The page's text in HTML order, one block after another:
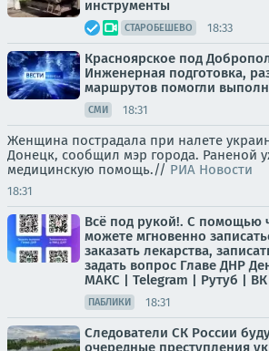
инструменты
СТАРОБЕШЕВО 18:33
Красноярское под
Инженерная подготовка,
маршрутов помогли
СМИ 18:31
Женщина пострадала при налете
Донецк, сообщил мэр города. Раненой
медицинскую помощь.// РИА Новости
18:31
Всё под рукой!. С помощью
можете мгновенно
заказать лекарства,
задать вопрос Главе ДНР
МАКС | Telegram | Рутуб | ВК
ПАБЛИКИ 18:31
Следователи СК России
очередные преступления